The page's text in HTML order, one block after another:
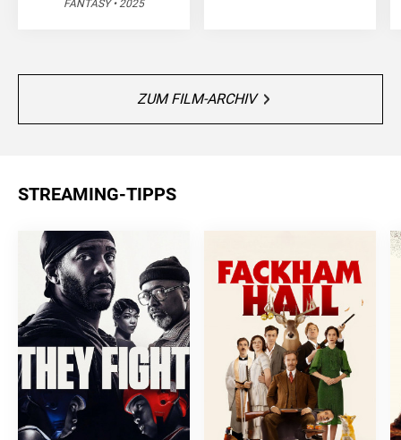
FANTASY • 2025
ZUM FILM-ARCHIV
STREAMING-TIPPS